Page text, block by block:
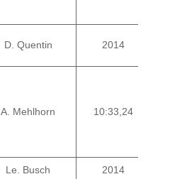
D. Quentin 2014
A. Mehlhorn
10:33,24
Le. Busch 2014